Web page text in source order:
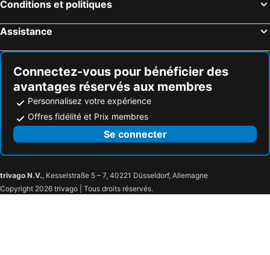
Conditions et politiques
Assistance
Connectez-vous pour bénéficier des
avantages réservés aux membres
Personnalisez votre expérience
Offres fidélité et Prix membres
Se connecter
trivago N.V., Kesselstraße 5 – 7, 40221 Düsseldorf, Allemagne
Copyright 2026 trivago | Tous droits réservés.